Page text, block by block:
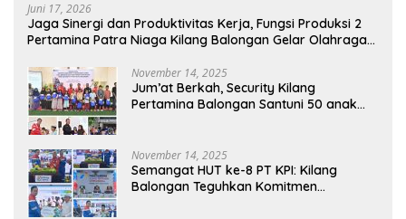
Juni 17, 2026
Jaga Sinergi dan Produktivitas Kerja, Fungsi Produksi 2
Pertamina Patra Niaga Kilang Balongan Gelar Olahraga
November 14, 2025
Jum’at Berkah, Security Kilang
Pertamina Balongan Santuni 50 anak
November 14, 2025
Semangat HUT ke-8 PT KPI: Kilang
Balongan Teguhkan Komitmen